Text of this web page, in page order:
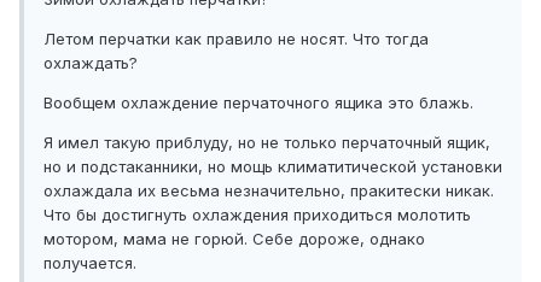
Летом перчатки как правило не носят. Что тогда
охлаждать?
Вообщем охлаждение перчаточного ящика это блажь.
Я имел такую приблуду, но не только перчаточный ящик,
но и подстаканники, но мощь климатитической установки
охлаждала их весьма незначительно, пракитески никак.
Что бы достигнуть охлаждения приходиться молотить
мотором, мама не горюй. Себе дороже, однако
получается.